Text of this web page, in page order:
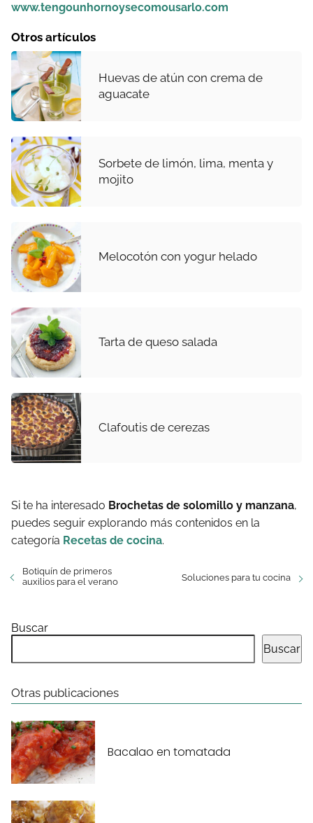
www.tengounhornoysecomousarlo.com
Otros artículos
Huevas de atún con crema de
aguacate
Sorbete de limón, lima, menta y
mojito
Melocotón con yogur helado
Tarta de queso salada
Clafoutis de cerezas
Si te ha interesado Brochetas de solomillo y manzana,
puedes seguir explorando más contenidos en la
categoría Recetas de cocina.
Botiquín de primeros
auxilios para el verano
Soluciones para tu cocina
Buscar
Buscar
Otras publicaciones
Bacalao en tomatada